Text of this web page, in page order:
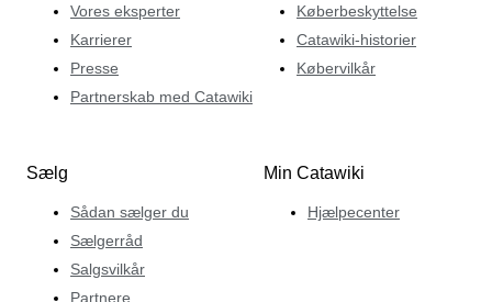
Vores eksperter
Karrierer
Presse
Partnerskab med Catawiki
Køberbeskyttelse
Catawiki-historier
Købervilkår
Sælg
Sådan sælger du
Sælgerråd
Salgsvilkår
Partnere
Min Catawiki
Hjælpecenter